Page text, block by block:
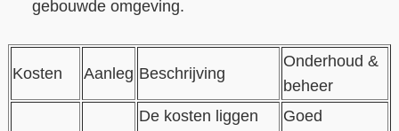
gebouwde omgeving.
Kosten Aanleg Beschrijving
Onderhoud &
beheer
De kosten liggen
Goed